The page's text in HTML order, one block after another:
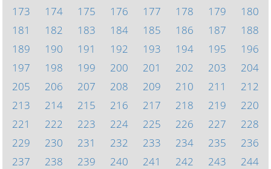
173
174 175 176 177 178 179
180
181
182 183 184 185 186 187
188
189
190 191 192 193 194 195
196
197
198 199 200 201 202 203
204
205
206 207 208 209 210 211
212
213
214 215 216 217 218 219
220
221
222 223 224 225 226 227
228
229
230 231 232 233 234 235
236
237
238 239 240 241 242 243
244